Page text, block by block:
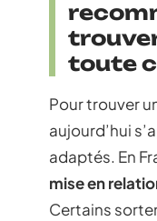
toute
Pour trouver
aujourd’hui
adaptés. En
mise en
Certains